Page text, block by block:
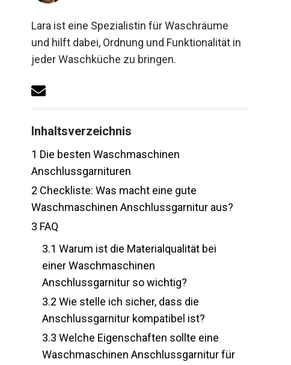
Lara ist eine Spezialistin für Waschräume
und hilft dabei, Ordnung und Funktionalität in
jeder Waschküche zu bringen.
Inhaltsverzeichnis
1 Die besten Waschmaschinen
Anschlussgarnituren
2 Checkliste: Was macht eine gute
Waschmaschinen Anschlussgarnitur aus?
3 FAQ
3.1 Warum ist die Materialqualität bei
einer Waschmaschinen
Anschlussgarnitur so wichtig?
3.2 Wie stelle ich sicher, dass die
Anschlussgarnitur kompatibel ist?
3.3 Welche Eigenschaften sollte eine
Waschmaschinen Anschlussgarnitur für